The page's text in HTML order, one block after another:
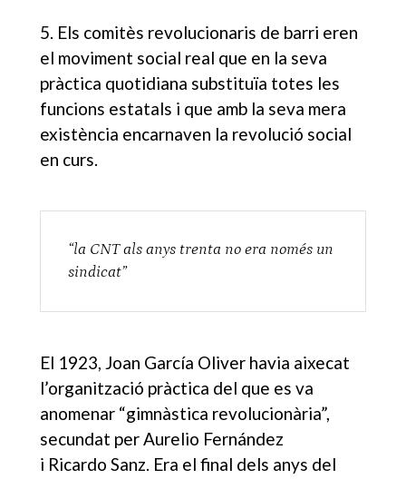
5. Els comitès revolucionaris de barri eren
el moviment social real que en la seva
pràctica quotidiana substituïa totes les
funcions estatals i que amb la seva mera
existència encarnaven la revolució social
en curs.
“la CNT als anys trenta no era només un
sindicat”
El 1923, Joan García Oliver havia aixecat
l’organització pràctica del que es va
anomenar “gimnàstica revolucionària”,
secundat per Aurelio Fernández
i Ricardo Sanz. Era el final dels anys del